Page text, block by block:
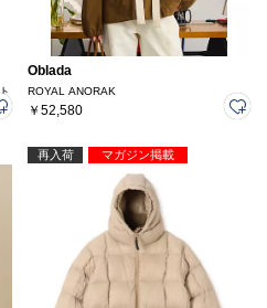
Oblada
ROYAL ANORAK
￥52,580
再入荷 マガジン掲載